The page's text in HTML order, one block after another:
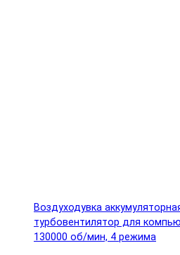
Воздуходувка
турбовентилятор для
130000 об/мин, 4 режима